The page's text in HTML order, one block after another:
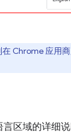
在 Chrome 应用
区域的详细说